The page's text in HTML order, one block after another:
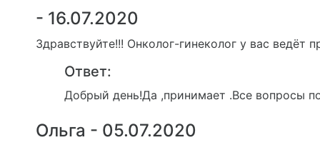
- 16.07.2020
Здравствуйте!!! Онколог-гинеколог у вас ведёт
Ответ:
Добрый день!Да ,принимает .Все вопросы
Ольга - 05.07.2020